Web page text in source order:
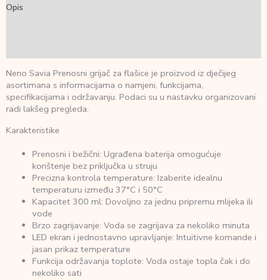
Opis
Neno Savia Prenosni grijač za flašice je proizvod iz dječijeg
asortimana s informacijama o namjeni, funkcijama,
specifikacijama i održavanju. Podaci su u nastavku organizovani
radi lakšeg pregleda.
Karakteristike
Prenosni i bežični: Ugrađena baterija omogućuje
korištenje bez priključka u struju
Precizna kontrola temperature: Izaberite idealnu
temperaturu između 37°C i 50°C
Kapacitet 300 ml: Dovoljno za jednu pripremu mlijeka ili
vode
Brzo zagrijavanje: Voda se zagrijava za nekoliko minuta
LED ekran i jednostavno upravljanje: Intuitivne komande i
jasan prikaz temperature
Funkcija održavanja toplote: Voda ostaje topla čak i do
nekoliko sati